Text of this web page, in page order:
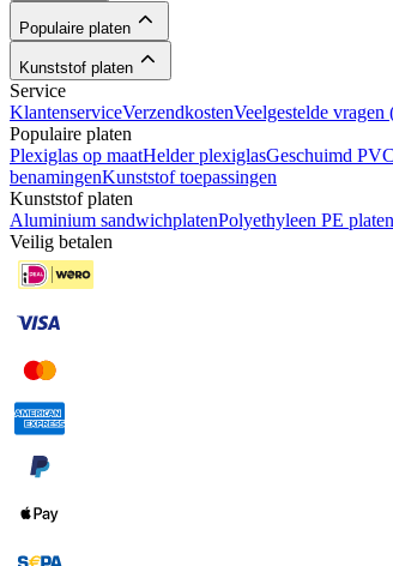
Populaire platen
Kunststof platen
Service
KlantenserviceVerzendkostenVeelgestelde vragen
Populaire platen
Plexiglas op maatHelder plexiglasGeschuimd PVC
benamingenKunststof toepassingen
Kunststof platen
Aluminium sandwichplatenPolyethyleen PE platen
Veilig betalen